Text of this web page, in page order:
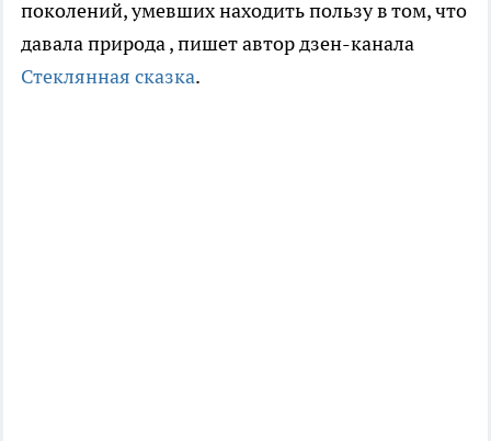
поколений, умевших находить пользу в том, что
давала природа, пишет автор дзен-канала
Стеклянная сказка.